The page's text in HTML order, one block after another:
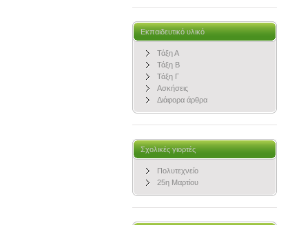
Εκπαιδευτικό υλικό
Τάξη Α
Τάξη Β
Τάξη Γ
Ασκήσεις
Διάφορα άρθρα
Σχολικές γιορτές
Πολυτεχνείο
25η Μαρτίου